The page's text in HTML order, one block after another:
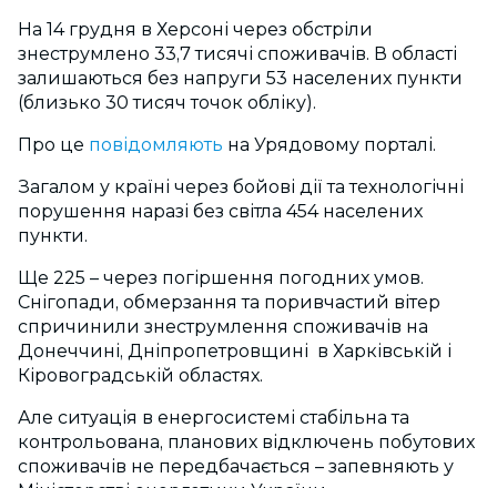
На 14 грудня в Херсоні через обстріли
знеструмлено 33,7 тисячі споживачів. В області
залишаються без напруги 53 населених пункти
(близько 30 тисяч точок обліку).
Про це повідомляють на Урядовому порталі.
Загалом у країні через бойові дії та технологічні
порушення наразі без світла 454 населених
пункти.
Ще 225 – через погіршення погодних умов.
Снігопади, обмерзання та поривчастий вітер
спричинили знеструмлення споживачів на
Донеччині, Дніпропетровщині в Харківській і
Кіровоградській областях.
Але ситуація в енергосистемі стабільна та
контрольована, планових відключень побутових
споживачів не передбачається – запевняють у